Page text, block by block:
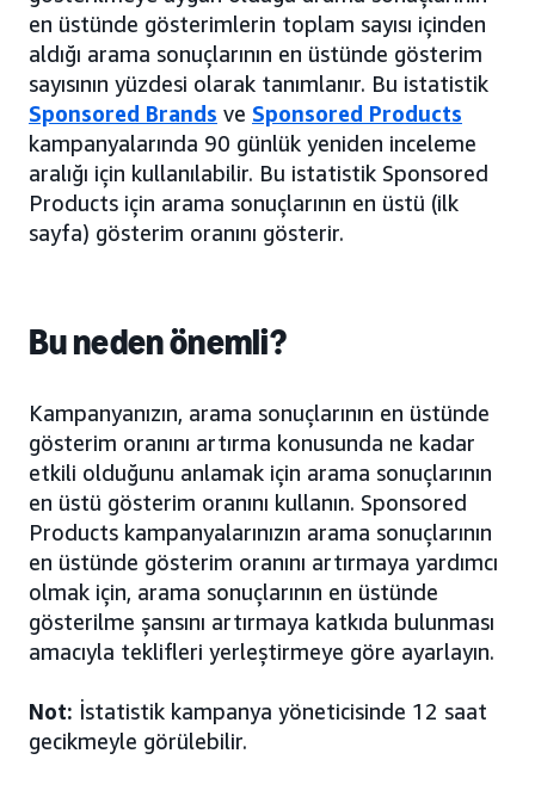
en üstünde gösterimlerin toplam sayısı içinden
aldığı arama sonuçlarının en üstünde gösterim
sayısının yüzdesi olarak tanımlanır. Bu istatistik
Sponsored Brands ve Sponsored Products
kampanyalarında 90 günlük yeniden inceleme
aralığı için kullanılabilir. Bu istatistik Sponsored
Products için arama sonuçlarının en üstü (ilk
sayfa) gösterim oranını gösterir.
Bu neden önemli?
Kampanyanızın, arama sonuçlarının en üstünde
gösterim oranını artırma konusunda ne kadar
etkili olduğunu anlamak için arama sonuçlarının
en üstü gösterim oranını kullanın. Sponsored
Products kampanyalarınızın arama sonuçlarının
en üstünde gösterim oranını artırmaya yardımcı
olmak için, arama sonuçlarının en üstünde
gösterilme şansını artırmaya katkıda bulunması
amacıyla teklifleri yerleştirmeye göre ayarlayın.
Not: İstatistik kampanya yöneticisinde 12 saat
gecikmeyle görülebilir.